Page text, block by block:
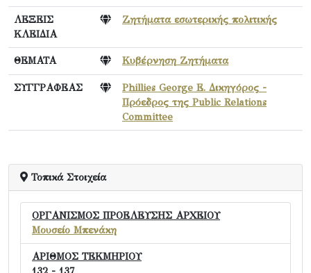
ΛΕΞΕΙΣ
ΚΛΕΙΔΙΑ
Ζητήματα εσωτερικής πολιτικής
ΘΕΜΑΤΑ Κυβέρνηση Ζητήματα
ΣΥΓΓΡΑΦΕΑΣ
Phillies George E. Δικηγόρος -
Πρόεδρος της Public Relations
Committee
Τοπικά Στοιχεία
ΟΡΓΑΝΙΣΜΟΣ ΠΡΟΕΛΕΥΣΗΣ ΑΡΧΕΙΟΥ
Μουσείο Μπενάκη
ΑΡΙΘΜΟΣ ΤΕΚΜΗΡΙΟΥ